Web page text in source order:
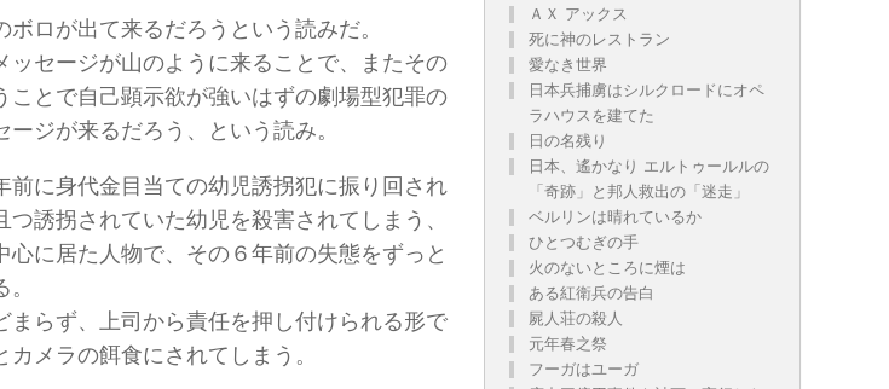
ロが出て来るだろうという読みだ。
ッセージが山のように来ることで、またその
ことで自己顕示欲が強いはずの劇場型犯罪の
ジが来るだろう、という読み。
前に身代金目当ての幼児誘拐犯に振り回され
誘拐されていた幼児を殺害されてしまう、
心に居た人物で、その６年前の失態をずっと
まらず、上司から責任を押し付けられる形で
メラの餌食にされてしまう。
ＡＸ アックス
死に神のレストラン
愛なき世界
日本兵捕虜はシルクロードにオペ
ラハウスを建てた
日の名残り
日本、遙かなり エルトゥールルの
「奇跡」と邦人救出の「迷走」
ベルリンは晴れているか
ひとつむぎの手
火のないところに煙は
ある紅衛兵の告白
屍人荘の殺人
元年春之祭
フーガはユーガ